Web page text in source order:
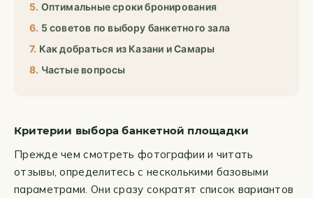
Оптимальные сроки бронирования
5 советов по выбору банкетного зала
Как добраться из Казани и Самары
Частые вопросы
Критерии выбора банкетной площадки
Прежде чем смотреть фотографии и читать
отзывы, определитесь с несколькими базовыми
параметрами. Они сразу сократят список вариантов